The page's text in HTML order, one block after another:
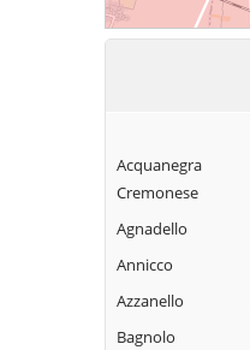
Acquanegra
Cremonese
Agnadello
Annicco
Azzanello
Bagnolo